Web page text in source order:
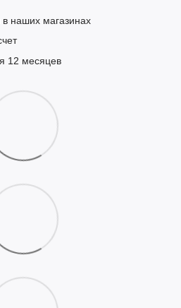
наших магазинах
12 месяцев